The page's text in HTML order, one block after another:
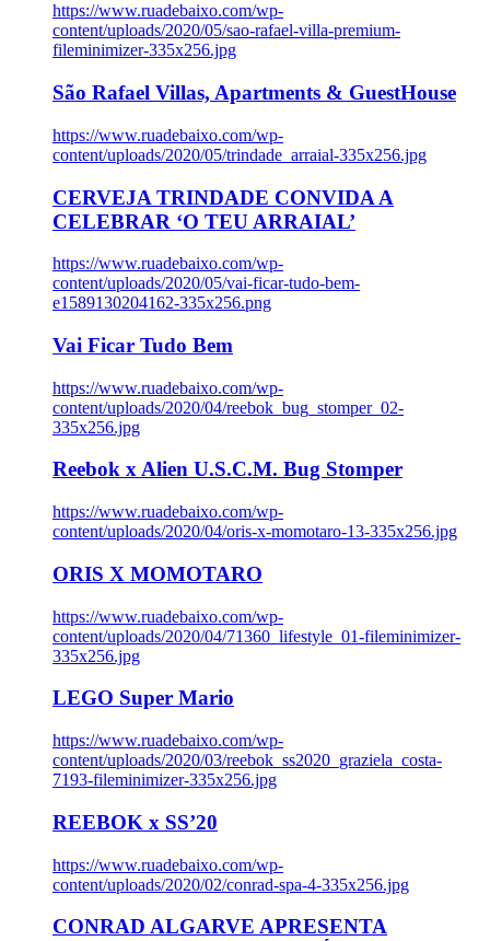
https://www.ruadebaixo.com/wp-
content/uploads/2020/05/sao-rafael-villa-premium-
fileminimizer-335x256.jpg
São Rafael Villas, Apartments & GuestHouse
https://www.ruadebaixo.com/wp-
content/uploads/2020/05/trindade_arraial-335x256.jpg
CERVEJA TRINDADE CONVIDA A
CELEBRAR ‘O TEU ARRAIAL’
https://www.ruadebaixo.com/wp-
content/uploads/2020/05/vai-ficar-tudo-bem-
e1589130204162-335x256.png
Vai Ficar Tudo Bem
https://www.ruadebaixo.com/wp-
content/uploads/2020/04/reebok_bug_stomper_02-
335x256.jpg
Reebok x Alien U.S.C.M. Bug Stomper
https://www.ruadebaixo.com/wp-
content/uploads/2020/04/oris-x-momotaro-13-335x256.jpg
ORIS X MOMOTARO
https://www.ruadebaixo.com/wp-
content/uploads/2020/04/71360_lifestyle_01-fileminimizer-
335x256.jpg
LEGO Super Mario
https://www.ruadebaixo.com/wp-
content/uploads/2020/03/reebok_ss2020_graziela_costa-
7193-fileminimizer-335x256.jpg
REEBOK x SS’20
https://www.ruadebaixo.com/wp-
content/uploads/2020/02/conrad-spa-4-335x256.jpg
CONRAD ALGARVE APRESENTA